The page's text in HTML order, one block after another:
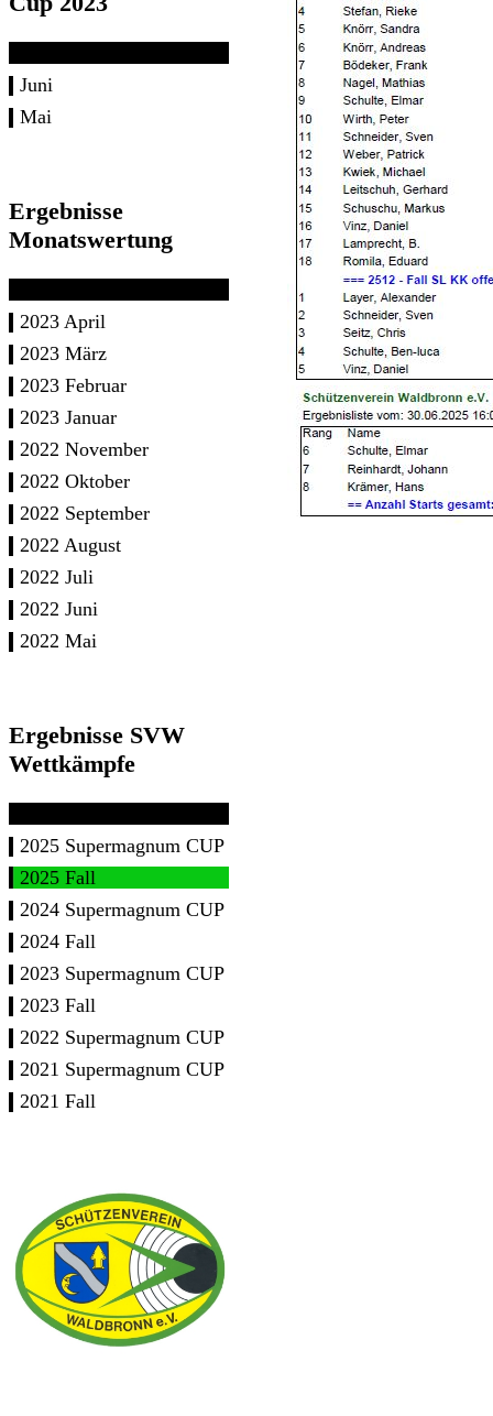
Juni
Mai
Ergebnisse
Monatswertung
2023 April
2023 März
2023 Februar
2023 Januar
2022 November
2022 Oktober
2022 September
2022 August
2022 Juli
2022 Juni
2022 Mai
Ergebnisse SVW
Wettkämpfe
2025 Supermagnum CUP
2025 Fall
2024 Supermagnum CUP
2024 Fall
2023 Supermagnum CUP
2023 Fall
2022 Supermagnum CUP
2021 Supermagnum CUP
2021 Fall